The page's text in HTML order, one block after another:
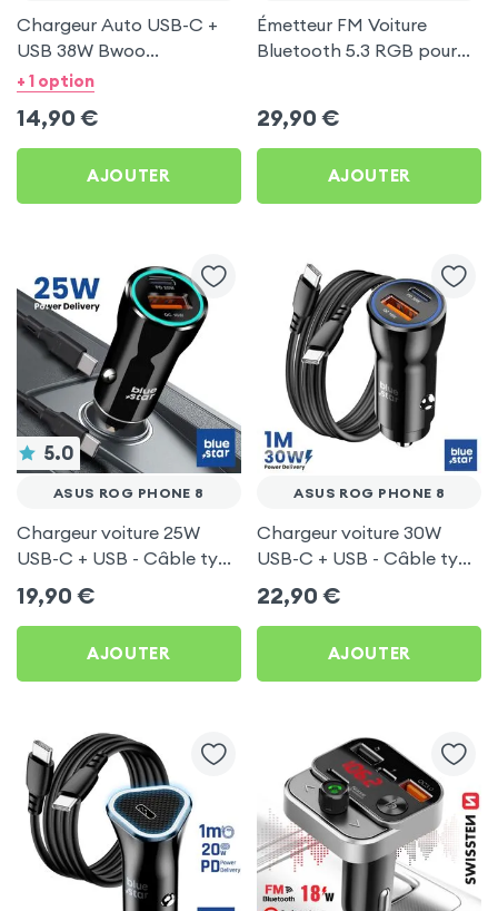
Chargeur Auto USB-C +
USB 38W Bwoo
Transparent pour Asus
+ 1 option
14,90 €
AJOUTER
Émetteur FM Voiture
Bluetooth 5.3 RGB pour
29,90 €
AJOUTER
5.0
ASUS ROG PHONE 8
Chargeur voiture 25W
USB-C + USB - Câble type
C 60W Blue Star pour
Asus ROG Phone 8
19,90 €
AJOUTER
ASUS ROG PHONE 8
Chargeur voiture 30W
USB-C + USB - Câble type
C 60W Blue Star pour
Asus ROG Phone 8
22,90 €
AJOUTER